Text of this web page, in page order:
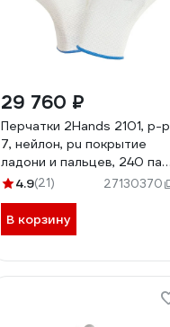
29 760 ₽
Перчатки 2Hands 2101, р-р
7, нейлон, pu покрытие
ладони и пальцев, 240 пар
2101- 7 полная коробка
4.9(21) 27130370
В корзину